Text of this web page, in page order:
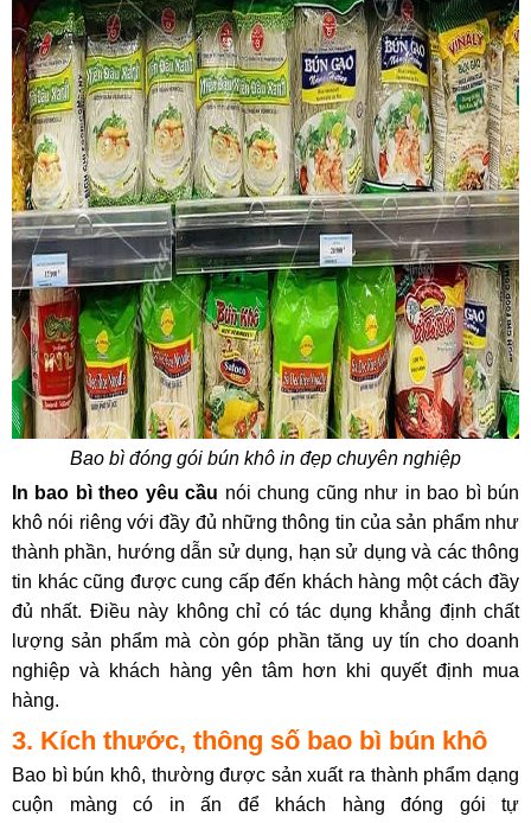
Bao bì đóng gói bún khô in đẹp chuyên nghiệp
In bao bì theo yêu cầu nói chung cũng như in bao bì bún
khô nói riêng với đầy đủ những thông tin của sản phẩm như
thành phần, hướng dẫn sử dụng, hạn sử dụng và các thông
tin khác cũng được cung cấp đến khách hàng một cách đầy
đủ nhất. Điều này không chỉ có tác dụng khẳng định chất
lượng sản phẩm mà còn góp phần tăng uy tín cho doanh
nghiệp và khách hàng yên tâm hơn khi quyết định mua
hàng.
3. Kích thước, thông số bao bì bún khô
Bao bì bún khô, thườngđược sản xuất ra thành phẩm dạng
cuộn màng có in ấn để khách hàng đóng gói tự